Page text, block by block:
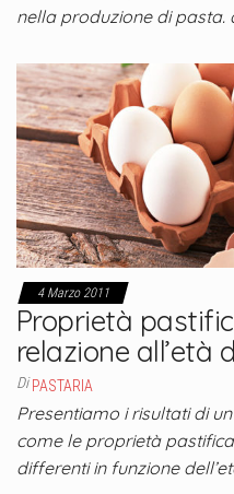
nella produzione di pasta.
4 Marzo 2011
Proprietà
relazione all’età
Di PASTARIA
Presentiamo i risultati di
come le proprietà
differenti in funzione